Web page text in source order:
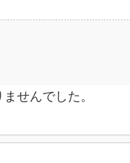
せんでした。